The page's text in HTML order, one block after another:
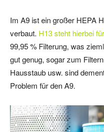
Im A9 ist ein großer HEPA
verbaut. H13 steht hierbei
99,95 % Filterung, was
gut genug, sogar zum
Hausstaub usw. sind
Problem für den A9.